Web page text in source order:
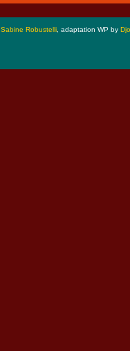
Sabine Robustelli , adaptation WP by